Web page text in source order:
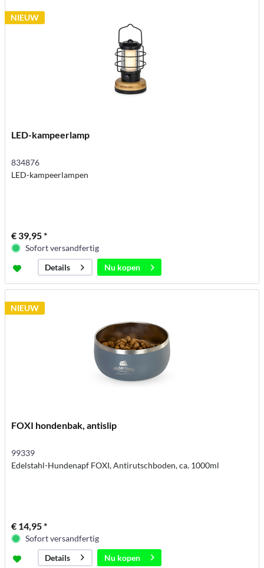
NIEUW
LED-kampeerlamp
834876
LED-kampeerlampen
€ 39,95 *
Sofort versandfertig
Details
Nu kopen
NIEUW
FOXI hondenbak, antislip
99339
Edelstahl-Hundenapf FOXI, Antirutschboden, ca. 1000ml
€ 14,95 *
Sofort versandfertig
Details
Nu kopen